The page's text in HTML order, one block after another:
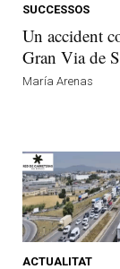
SUCCESSOS
Un accident
Gran Via de
María Arenas
ACTUALITAT